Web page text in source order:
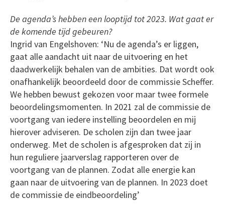
De agenda’s hebben een looptijd tot 2023. Wat gaat er
de komende tijd gebeuren?
Ingrid van Engelshoven: ‘Nu de agenda’s er liggen,
gaat alle aandacht uit naar de uitvoering en het
daadwerkelijk behalen van de ambities. Dat wordt ook
onafhankelijk beoordeeld door de commissie Scheffer.
We hebben bewust gekozen voor maar twee formele
beoordelingsmomenten. In 2021 zal de commissie de
voortgang van iedere instelling beoordelen en mij
hierover adviseren. De scholen zijn dan twee jaar
onderweg. Met de scholen is afgesproken dat zij in
hun reguliere jaarverslag rapporteren over de
voortgang van de plannen. Zodat alle energie kan
gaan naar de uitvoering van de plannen. In 2023 doet
de commissie de eindbeoordeling’